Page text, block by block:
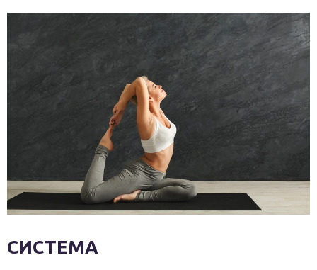
СИСТЕМА